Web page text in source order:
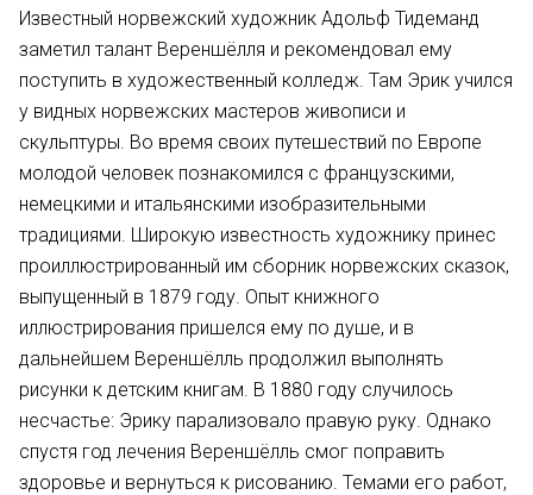
Известный норвежский художник Адольф Тидеманд
заметил талант Вереншёлля и рекомендовал ему
поступить в художественный колледж. Там Эрик учился
у видных норвежских мастеров живописи и
скульптуры. Во время своих путешествий по Европе
молодой человек познакомился с французскими,
немецкими и итальянскими изобразительными
традициями. Широкую известность художнику принес
проиллюстрированный им сборник норвежских сказок,
выпущенный в 1879 году. Опыт книжного
иллюстрирования пришелся ему по душе, и в
дальнейшем Вереншёлль продолжил выполнять
рисунки к детским книгам. В 1880 году случилось
несчастье: Эрику парализовало правую руку. Однако
спустя год лечения Вереншёлль смог поправить
здоровье и вернуться к рисованию. Темами его работ,